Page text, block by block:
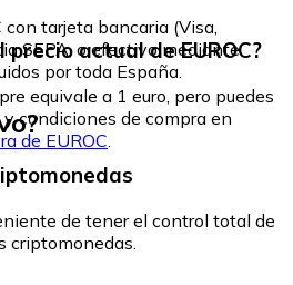
con tarjeta bancaria (Visa,
SEPA, o efectivo mediante
por toda España.
actual de EUROC?
equivale a 1 euro, pero puedes
condiciones de compra en
de EUROC
de tener el control total de
criptomonedas.